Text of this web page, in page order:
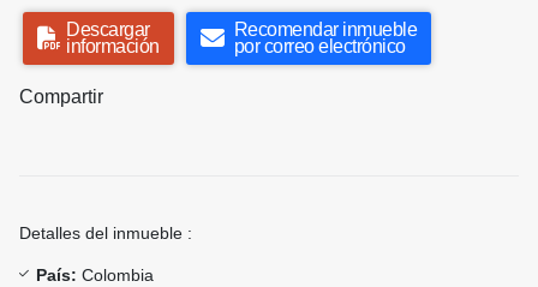
Descargar
información
Recomendar inmueble
por correo electrónico
Compartir
Detalles del inmueble :
País: Colombia